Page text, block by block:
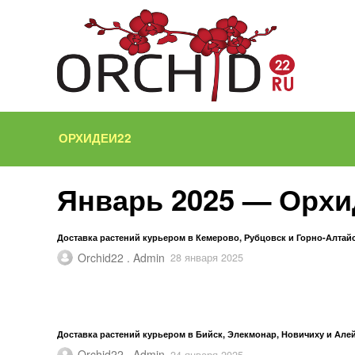
ОРХИДЕИ22
Январь 2025 —
Доставка растений курьером в Кемерово, Рубцовск и Горно-
Orchid22 . Admin 28 января 2025
Доставка растений курьером в Бийск, Элекмонар, Новичиху и